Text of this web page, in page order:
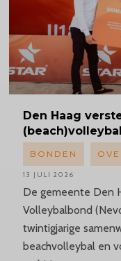
Den Haag
De gemeente Den
Volleybalbond
twintigjarige
beachvolleybal en
BONDEN
13 JULI 2026